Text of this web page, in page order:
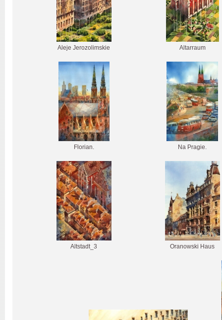
Aleje Jerozolimskie Altarraum
Florian. Na Pragie.
Altstadt_3 Oranowski Haus